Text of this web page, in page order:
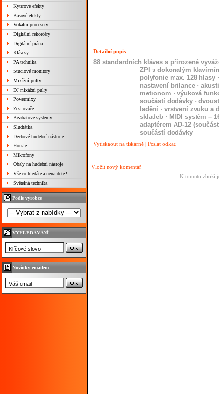
Kytarové efekty
Basové efekty
Vokální procesory
Digitální rekordéry
Digitální piána
Klávesy
PA technika
Studiové monitory
Mixážní pulty
DJ mixážní pulty
Powermixy
Zesilovače
Bezdrátové systémy
Sluchátka
Dechové hudební nástroje
Housle
Mikrofony
Obaly na hudební nástoje
Vše co hledáte a nenajdete !
Světelná technika
Podle výrobce
VYHLEDÁVÁNÍ
Novinky emailem
Detailní popis
88 standardních kláves s přirozeně
ZPI s dokonalým
polyfonie max. 128 hlasy ·
nastavení brilance ·
metronom · výuková
součástí dodávky ·
ladění · vrstvení zvuku a
skladeb · MIDI systém –
adaptérem AD-12
součástí dodávky
Vytisknout na tiskárně | Poslat odkaz
Vložit nový komentář
K tomuto zboží